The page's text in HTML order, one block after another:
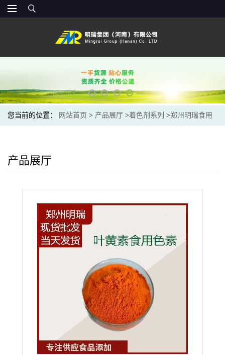
您当前的位置： 网站首页 > 产品展厅 >着色剂系列 >郑州明瑞食用
产品展厅